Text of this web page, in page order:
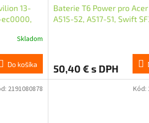
13-
Skladom
Do košíka
Baterie T6 Power pro
A515-52, A517-51, Swift
50,40 € s DPH
2191080878 Kód: